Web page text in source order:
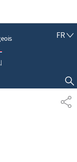
FRF
Ç
A
I
S
AFFICHER / MASQUER LA RECHERCHE
P
A